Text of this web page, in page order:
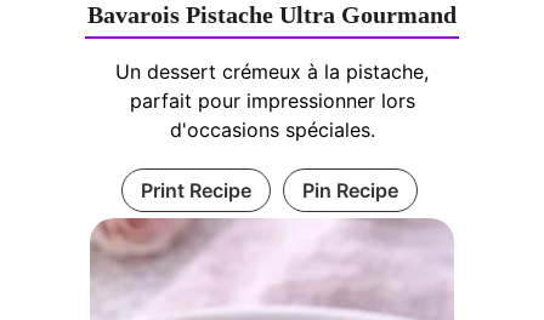
Bavarois Pistache Ultra Gourmand
Un dessert crémeux à la pistache,
parfait pour impressionner lors
d'occasions spéciales.
Print Recipe Pin Recipe